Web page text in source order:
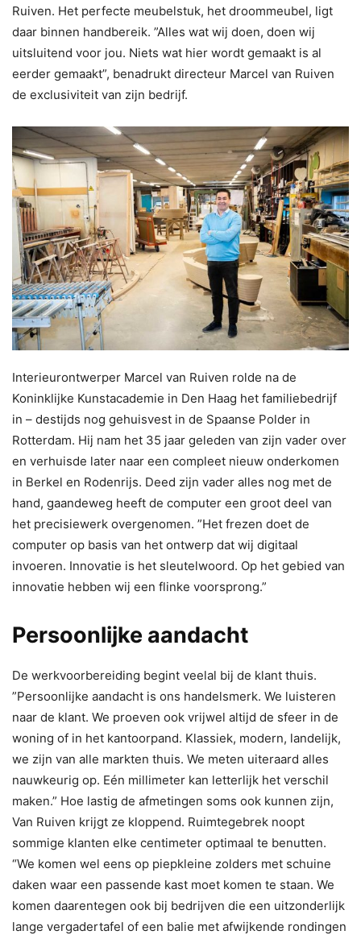
Ruiven. Het perfecte meubelstuk, het droommeubel, ligt
daar binnen handbereik. ”Alles wat wij doen, doen wij
uitsluitend voor jou. Niets wat hier wordt gemaakt is al
eerder gemaakt”, benadrukt directeur Marcel van Ruiven
de exclusiviteit van zijn bedrijf.
Interieurontwerper Marcel van Ruiven rolde na de
Koninklijke Kunstacademie in Den Haag het familiebedrijf
in – destijds nog gehuisvest in de Spaanse Polder in
Rotterdam. Hij nam het 35 jaar geleden van zijn vader over
en verhuisde later naar een compleet nieuw onderkomen
in Berkel en Rodenrijs. Deed zijn vader alles nog met de
hand, gaandeweg heeft de computer een groot deel van
het precisiewerk overgenomen. ”Het frezen doet de
computer op basis van het ontwerp dat wij digitaal
invoeren. Innovatie is het sleutelwoord. Op het gebied van
innovatie hebben wij een flinke voorsprong.”
Persoonlijke aandacht
De werkvoorbereiding begint veelal bij de klant thuis.
”Persoonlijke aandacht is ons handelsmerk. We luisteren
naar de klant. We proeven ook vrijwel altijd de sfeer in de
woning of in het kantoorpand. Klassiek, modern, landelijk,
we zijn van alle markten thuis. We meten uiteraard alles
nauwkeurig op. Eén millimeter kan letterlijk het verschil
maken.” Hoe lastig de afmetingen soms ook kunnen zijn,
Van Ruiven krijgt ze kloppend. Ruimtegebrek noopt
sommige klanten elke centimeter optimaal te benutten.
“We komen wel eens op piepkleine zolders met schuine
daken waar een passende kast moet komen te staan. We
komen daarentegen ook bij bedrijven die een uitzonderlijk
lange vergadertafel of een balie met afwijkende rondingen